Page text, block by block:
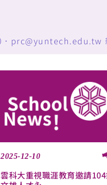
．prc@yuntech.edu.tw
2025-12-10
雲科大重視職涯教育邀請